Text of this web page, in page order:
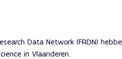
Data Network (FRDN)
in Vlaanderen.